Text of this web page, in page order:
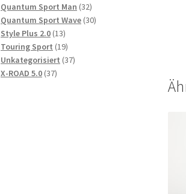
Quantum Sport Man 3232
Produkte
Quantum Sport Wave 3030
Style Plus 2.0 1313
Produkte
Touring Sport 1919
Produkte
Unkategorisiert 3737
X-ROAD 5.0 3737